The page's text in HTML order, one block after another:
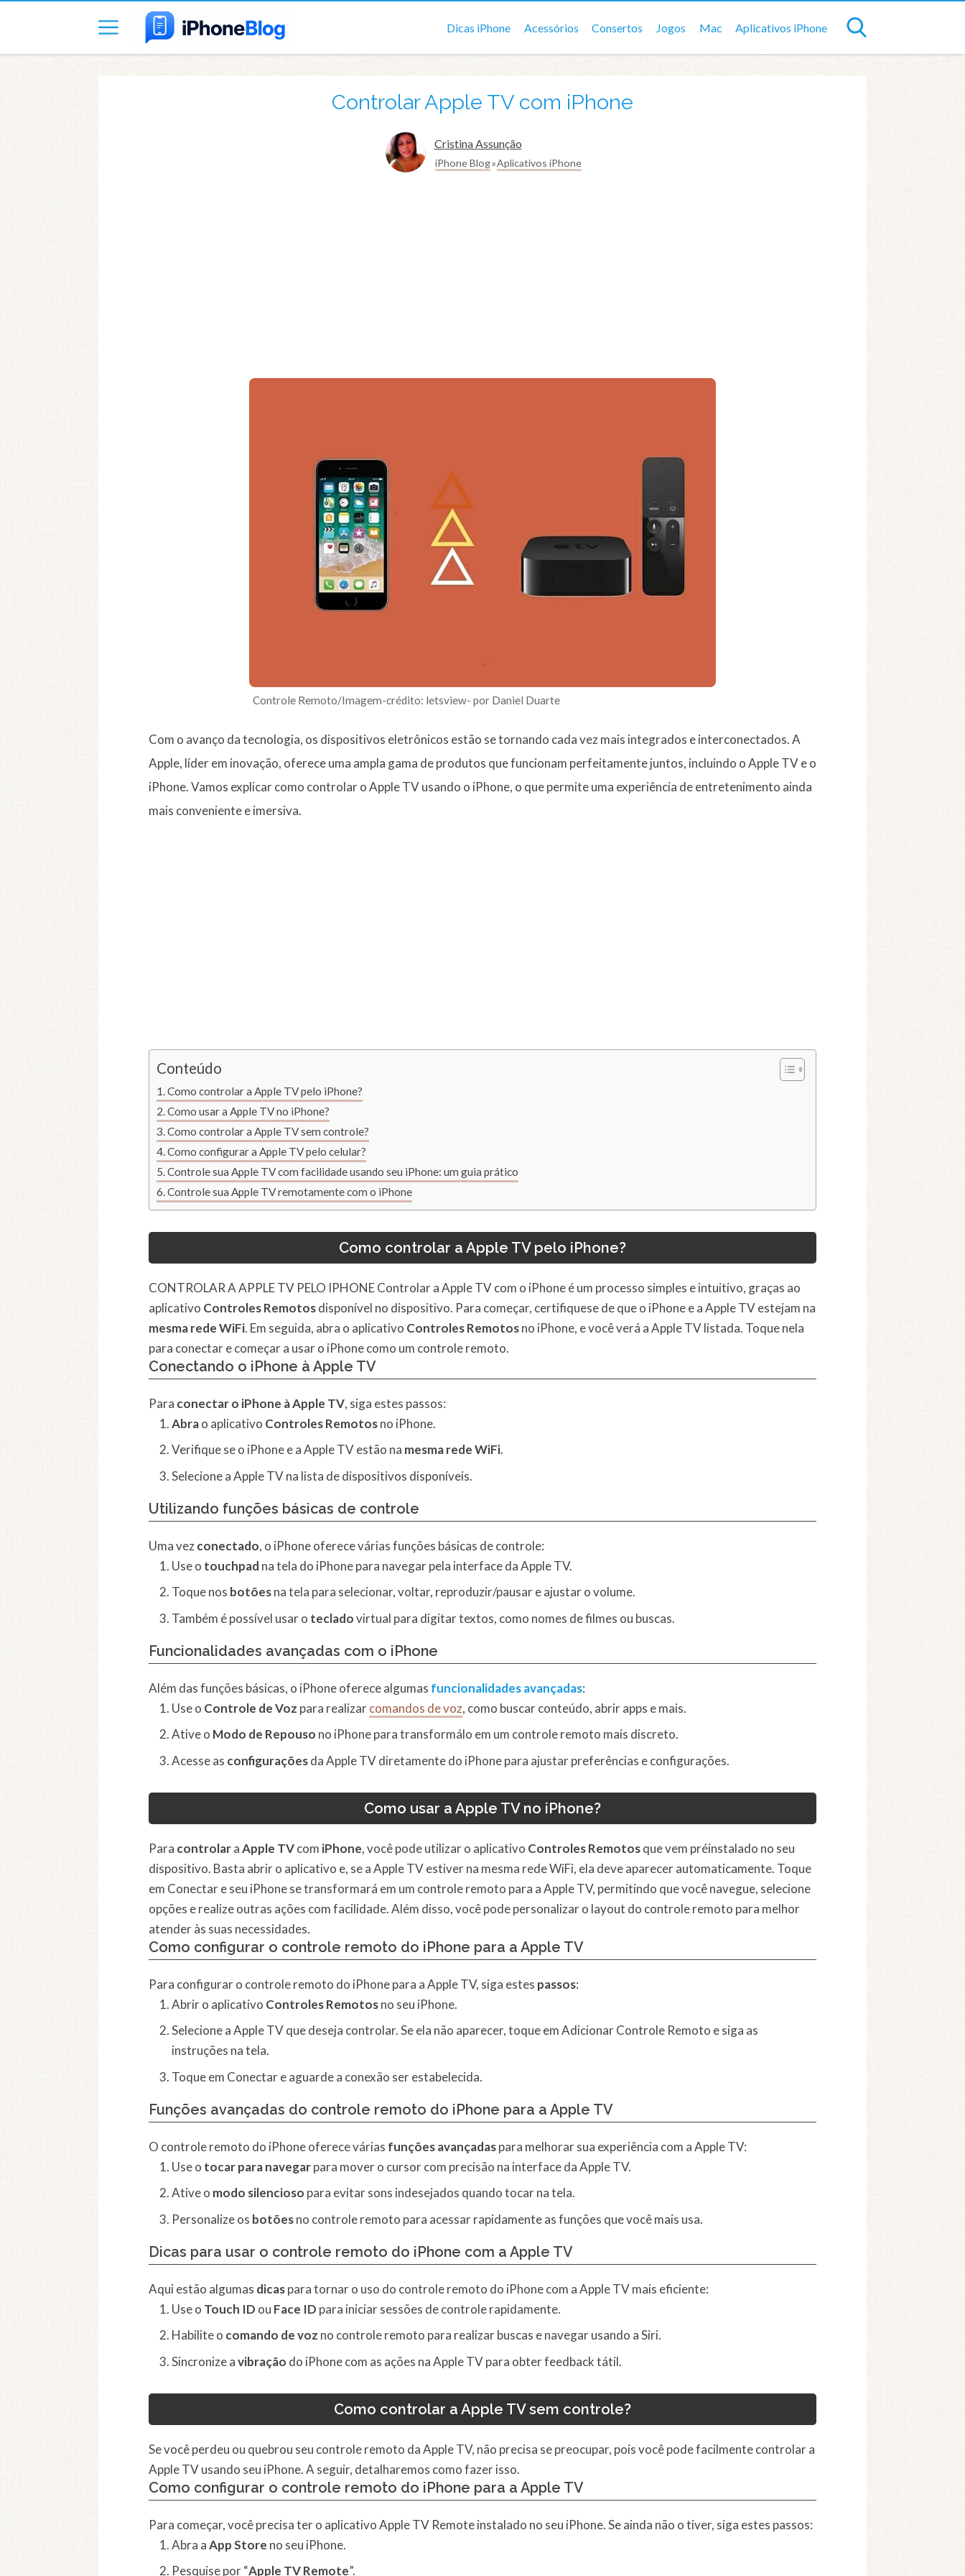
Dicas iPhone Acessórios Consertos Jogos Mac Aplicativos iPhone
Controlar Apple TV com iPhone
Cristina Assunção
iPhone Blog Aplicativos iPhone
Controle Remoto/Imagem-crédito: letsview- por Daniel Duarte
Com o avanço da tecnologia, os dispositivos eletrônicos estão se tornando cada vez mais integrados e interconectados. A
Apple, líder em inovação, oferece uma ampla gama de produtos que funcionam perfeitamente juntos, incluindo o Apple TV e o
iPhone. Vamos explicar como controlar o Apple TV usando o iPhone, o que permite uma experiência de entretenimento ainda
mais conveniente e imersiva.
Conteúdo
Como controlar a Apple TV pelo iPhone?
Como usar a Apple TV no iPhone?
Como controlar a Apple TV sem controle?
Como configurar a Apple TV pelo celular?
Controle sua Apple TV com facilidade usando seu iPhone: um guia prático
Controle sua Apple TV remotamente com o iPhone
Como controlar a Apple TV pelo iPhone?
CONTROLAR A APPLE TV PELO IPHONEControlar a Apple TV com o iPhone é um processo simples e intuitivo, graças ao
aplicativo Controles Remotosdisponível no dispositivo. Para começar, certifiquese de que o iPhone e a Apple TV estejam na
mesma rede WiFi. Em seguida, abra o aplicativo Controles Remotosno iPhone, e você verá a Apple TV listada. Toque nela
para conectar e começar a usar o iPhone como um controle remoto.
Conectando o iPhone à Apple TV
Para conectar o iPhone à Apple TV, siga estes passos:
Abrao aplicativo Controles Remotosno iPhone.
Verifique se o iPhone e a Apple TV estão na mesma rede WiFi.
Selecione a Apple TV na lista de dispositivos disponíveis.
Utilizando funções básicas de controle
Uma vezconectado, o iPhone oferece várias funções básicas de controle:
Use o touchpad na tela do iPhone para navegar pela interface da Apple TV.
Toque nos botõesna tela para selecionar, voltar, reproduzir/pausar e ajustar o volume.
Também é possível usar o tecladovirtual para digitar textos, como nomes de filmes ou buscas.
Funcionalidades avançadas com o iPhone
Além das funções básicas, o iPhone oferece algumas funcionalidades avançadas:
Use o Controle de Voz para realizarcomandos de voz, como buscar conteúdo, abrir apps e mais.
Ative o Modo de Repouso no iPhone para transformálo em um controle remoto mais discreto.
Acesse as configuraçõesda Apple TV diretamente do iPhone para ajustar preferências e configurações.
Como usar a Apple TV no iPhone?
Para controlaraApple TVcom iPhone, você pode utilizar o aplicativo Controles Remotosque vem préinstalado no seu
dispositivo. Basta abrir o aplicativo e, se a Apple TV estiver na mesma rede WiFi, ela deve aparecer automaticamente. Toque
em Conectar e seu iPhone se transformará em um controle remoto para a Apple TV, permitindo que você navegue, selecione
opções e realize outras ações com facilidade. Além disso, você pode personalizar o layout do controle remoto para melhor
atender às suas necessidades.
Como configurar o controle remoto do iPhone para a Apple TV
Para configurar o controle remoto do iPhone para a Apple TV, siga estes passos:
Abrir o aplicativo Controles Remotosno seu iPhone.
Selecione a Apple TV que deseja controlar. Se ela não aparecer, toque em Adicionar Controle Remoto e siga as
instruções na tela.
Toque em Conectar e aguarde a conexão ser estabelecida.
Funções avançadas do controle remoto do iPhone para a Apple TV
O controle remoto do iPhone oferece várias funções avançadaspara melhorar sua experiência com a Apple TV:
Use o tocar para navegarpara mover o cursor com precisão na interface da Apple TV.
Ative o modo silencioso para evitar sons indesejados quando tocar na tela.
Personalize os botõesno controle remoto para acessar rapidamente as funções que você mais usa.
Dicas para usar o controle remoto do iPhone com a Apple TV
Aqui estão algumas dicaspara tornar o uso do controle remoto do iPhone com a Apple TV mais eficiente:
Use o Touch ID ou Face ID para iniciar sessões de controle rapidamente.
Habilite o comando de voz no controle remoto para realizar buscas e navegar usando a Siri.
Sincronize avibração do iPhone com as ações na Apple TV para obter feedback tátil.
Como controlar a Apple TV sem controle?
Se você perdeu ou quebrou seu controle remoto da Apple TV, não precisa se preocupar, pois você pode facilmente controlar a
Apple TV usando seu iPhone. A seguir, detalharemos como fazer isso.
Como configurar o controle remoto do iPhone para a Apple TV
Para começar, você precisa ter o aplicativo Apple TV Remote instalado no seu iPhone. Se ainda não o tiver, siga estes passos:
Abra aApp Store no seu iPhone.
Pesquise por “Apple TV Remote”.